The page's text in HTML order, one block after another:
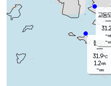
볼음도
31.9℃
1.2m/s
-mm
교동
31.2
-
-